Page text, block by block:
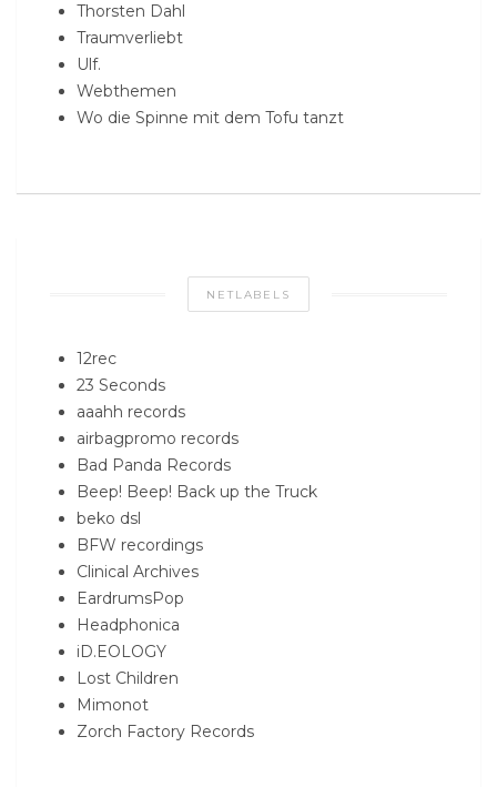
Thorsten Dahl
Traumverliebt
Ulf.
Webthemen
Wo die Spinne mit dem Tofu tanzt
NETLABELS
12rec
23 Seconds
aaahh records
airbagpromo records
Bad Panda Records
Beep! Beep! Back up the Truck
beko dsl
BFW recordings
Clinical Archives
EardrumsPop
Headphonica
iD.EOLOGY
Lost Children
Mimonot
Zorch Factory Records